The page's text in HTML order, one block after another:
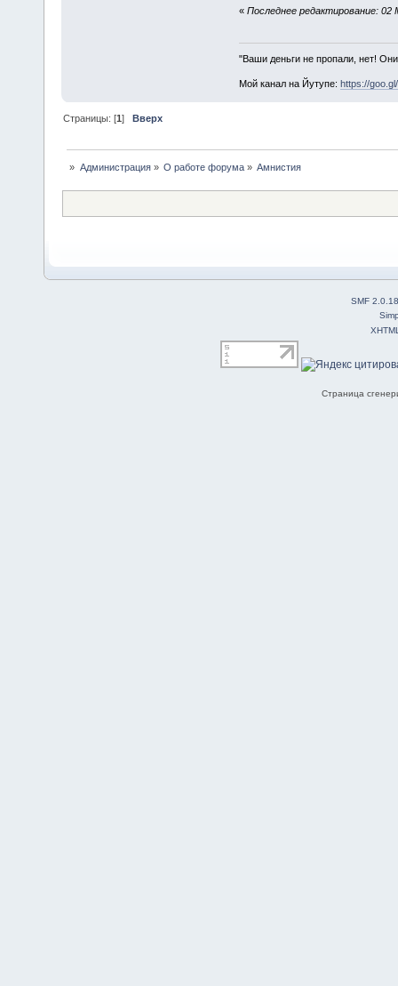
« Последнее редактирование:
"Ваши деньги не пропали, нет!
Мой канал на Йутупе: https://
Страницы: [1]Вверх
» Администрация» О работе форума» Амнистия
SMF 2.0.18
Страница